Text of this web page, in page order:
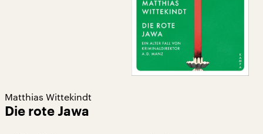
Matthias Wittekindt
Die rote Jawa